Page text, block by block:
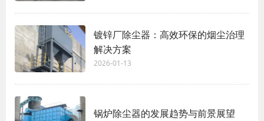
镀锌厂除尘器：高效环保的烟尘治理
解决方案
2026-01-13
锅炉除尘器的发展趋势与前景展望